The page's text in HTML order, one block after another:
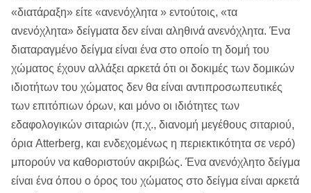
«διατάραξη» είτε «ανενόχλητα » εντούτοις, «τα
ανενόχλητα» δείγματα δεν είναι αληθινά ανενόχλητα. Ένα
διαταραγμένο δείγμα είναι ένα στο οποίο τη δομή του
χώματος έχουν αλλάξει αρκετά ότι οι δοκιμές των δομικών
ιδιοτήτων του χώματος δεν θα είναι αντιπροσωπευτικές
των επιτόπιων όρων, και μόνο οι ιδιότητες των
εδαφολογικών σιταριών (π.χ., διανομή μεγέθους σιταριού,
όρια Atterberg, και ενδεχομένως η περιεκτικότητα σε νερό)
μπορούν να καθοριστούν ακριβώς. Ένα ανενόχλητο δείγμα
είναι ένα όπου ο όρος του χώματος στο δείγμα είναι αρκετά